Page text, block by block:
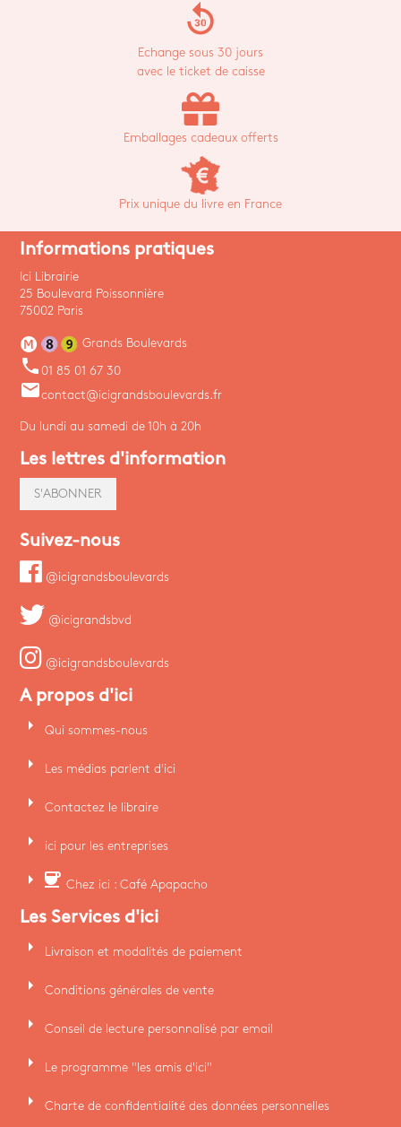
replay_30
Echange sous 30 jours
avec le ticket de caisse
Emballages cadeaux offerts
Prix unique du livre en France
Informations pratiques
Ici Librairie
25 Boulevard Poissonnière
75002 Paris
Grands Boulevards
phone 01 85 01 67 30
emailcontact@icigrandsboulevards.fr
Du lundi au samedi de 10h à 20h
Les lettres d'information
S'ABONNER
Suivez-nous
@icigrandsboulevards
@icigrandsbvd
@icigrandsboulevards
A propos d'ici
arrow_right Qui sommes-nous
arrow_right Les médias parlent d'ici
arrow_right Contactez le libraire
arrow_right ici pour les entreprises
arrow_right coffee Chez ici : Café Apapacho
Les Services d'ici
arrow_right Livraison et modalités de paiement
arrow_right Conditions générales de vente
arrow_right Conseil de lecture personnalisé par email
arrow_right Le programme "les amis d'ici"
arrow_right Charte de confidentialité des données personnelles